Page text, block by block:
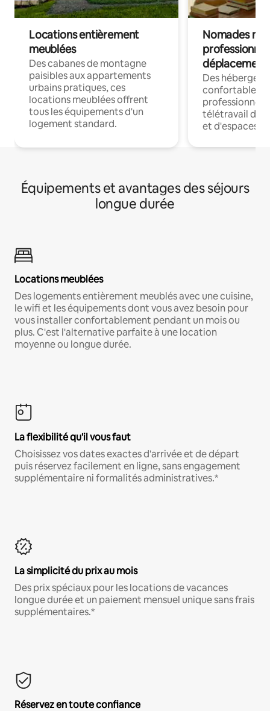
Locations entièrement
meublées
Des cabanes de montagne
paisibles aux appartements
urbains pratiques, ces
locations meublées offrent
tous les équipements d'un
logement standard.
Nomades
déplacement
Des
confortables
professionnels
télétravail
et d'espaces
Équipements et avantages des séjours
longue durée
Locations meublées
Des logements entièrement meublés avec une cuisine,
le wifi et les équipements dont vous avez besoin pour
vous installer confortablement pendant un mois ou
plus. C'est l'alternative parfaite à une location
moyenne ou longue durée.
La flexibilité qu'il vous faut
Choisissez vos dates exactes d'arrivée et de départ
puis réservez facilement en ligne, sans engagement
supplémentaire ni formalités administratives.*
La simplicité du prix au mois
Des prix spéciaux pour les locations de vacances
longue durée et un paiement mensuel unique sans frais
supplémentaires.*
Réservez en toute confiance